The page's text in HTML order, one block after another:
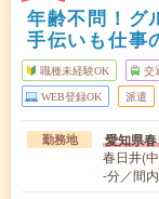
年齢不問！グ
手伝いも仕事
職種未経験OK 交
WEB登録OK 派遣
勤務地 愛知県
春日井(
-分／間